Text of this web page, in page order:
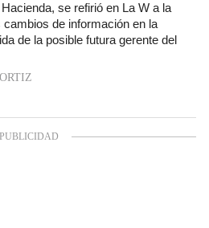
se refirió en La W a la
de información en la
de la posible futura gerente del